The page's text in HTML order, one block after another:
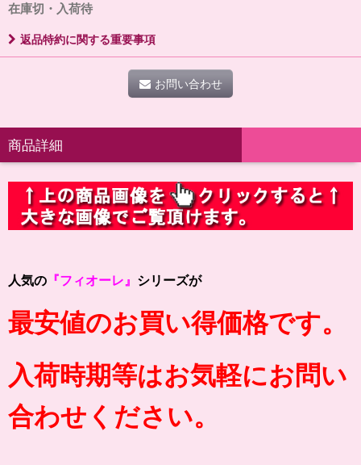
在庫切・入荷待
返品特約に関する重要事項
お問い合わせ
商品詳細
人気の 『フィオーレ』 シリーズが
最安値のお買い得価格です。
入荷時期等はお気軽にお問い
合わせください。